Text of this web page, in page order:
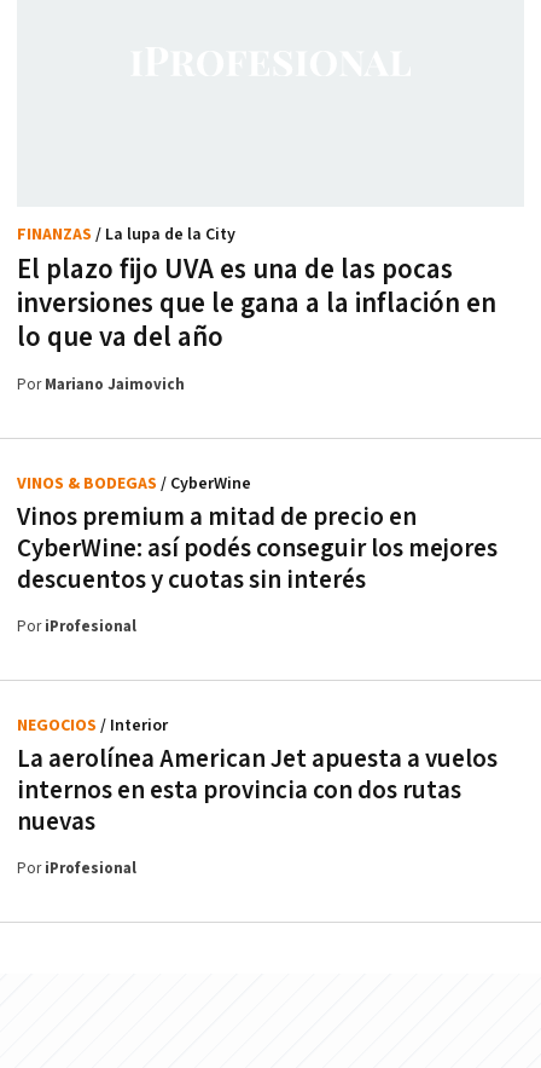
El plazo fijo UVA es una de las pocas
inversiones que le gana a la inflación en
lo que va del año
FINANZAS / La lupa de la City
PorMariano Jaimovich
Vinos premium a mitad de precio en
CyberWine: así podés conseguir los mejores
descuentos y cuotas sin interés
VINOS & BODEGAS / CyberWine
PoriProfesional
La aerolínea American Jet apuesta a vuelos
internos en esta provincia con dos rutas
nuevas
NEGOCIOS / Interior
PoriProfesional